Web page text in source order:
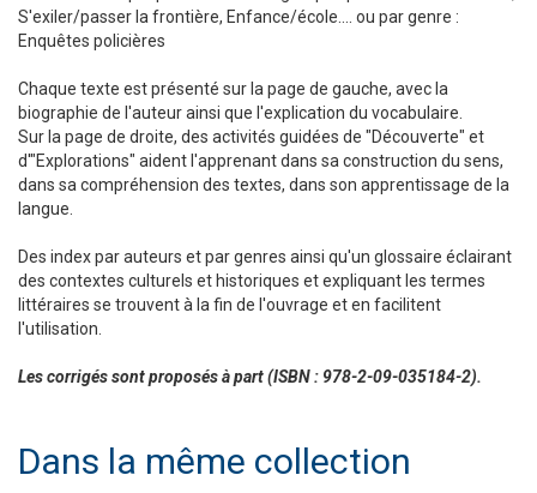
S'exiler/passer la frontière, Enfance/école.... ou par genre :
Enquêtes policières
Chaque texte est présenté sur la page de gauche, avec la
biographie de l'auteur ainsi que l'explication du vocabulaire.
Sur la page de droite, des activités guidées de "Découverte" et
d'"Explorations" aident l'apprenant dans sa construction du sens,
dans sa compréhension des textes, dans son apprentissage de la
langue.
Des index par auteurs et par genres ainsi qu'un glossaire éclairant
des contextes culturels et historiques et expliquant les termes
littéraires se trouvent à la fin de l'ouvrage et en facilitent
l'utilisation.
Les corrigés sont proposés à part (ISBN : 978-2-09-035184-2).
Dans la même collection